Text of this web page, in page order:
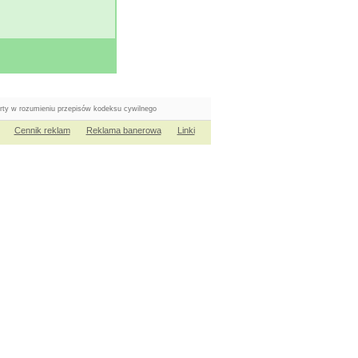
w rozumieniu przepisów kodeksu cywilnego
Cennik reklam Reklama banerowa Linki